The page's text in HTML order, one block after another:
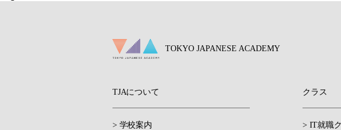
TOKYO JAPANESE ACADEMY
TJAについて
> 学校案内
クラス
> IT就職